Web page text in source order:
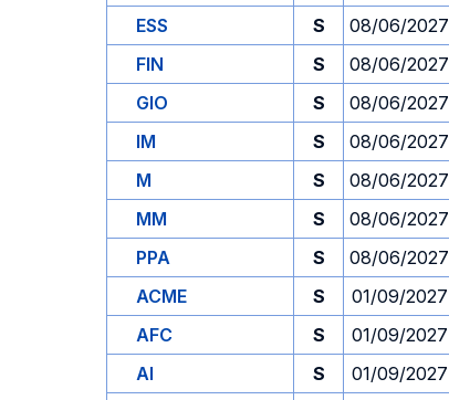
ESS
S 08/06/2027
FIN
S 08/06/2027
GIO
S 08/06/2027
IM
S 08/06/2027
M
S 08/06/2027
MM
S 08/06/2027
PPA
S 08/06/2027
ACME
S 01/09/2027
AFC
S 01/09/2027
AI
S 01/09/2027